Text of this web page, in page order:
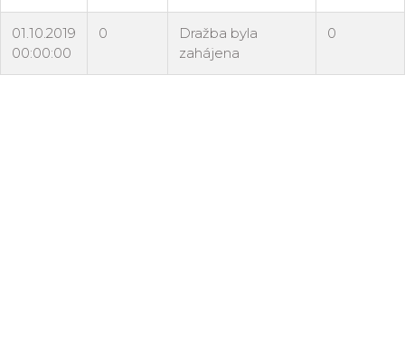
01.10.2019
00:00:00
0
Dražba byla
zahájena
0